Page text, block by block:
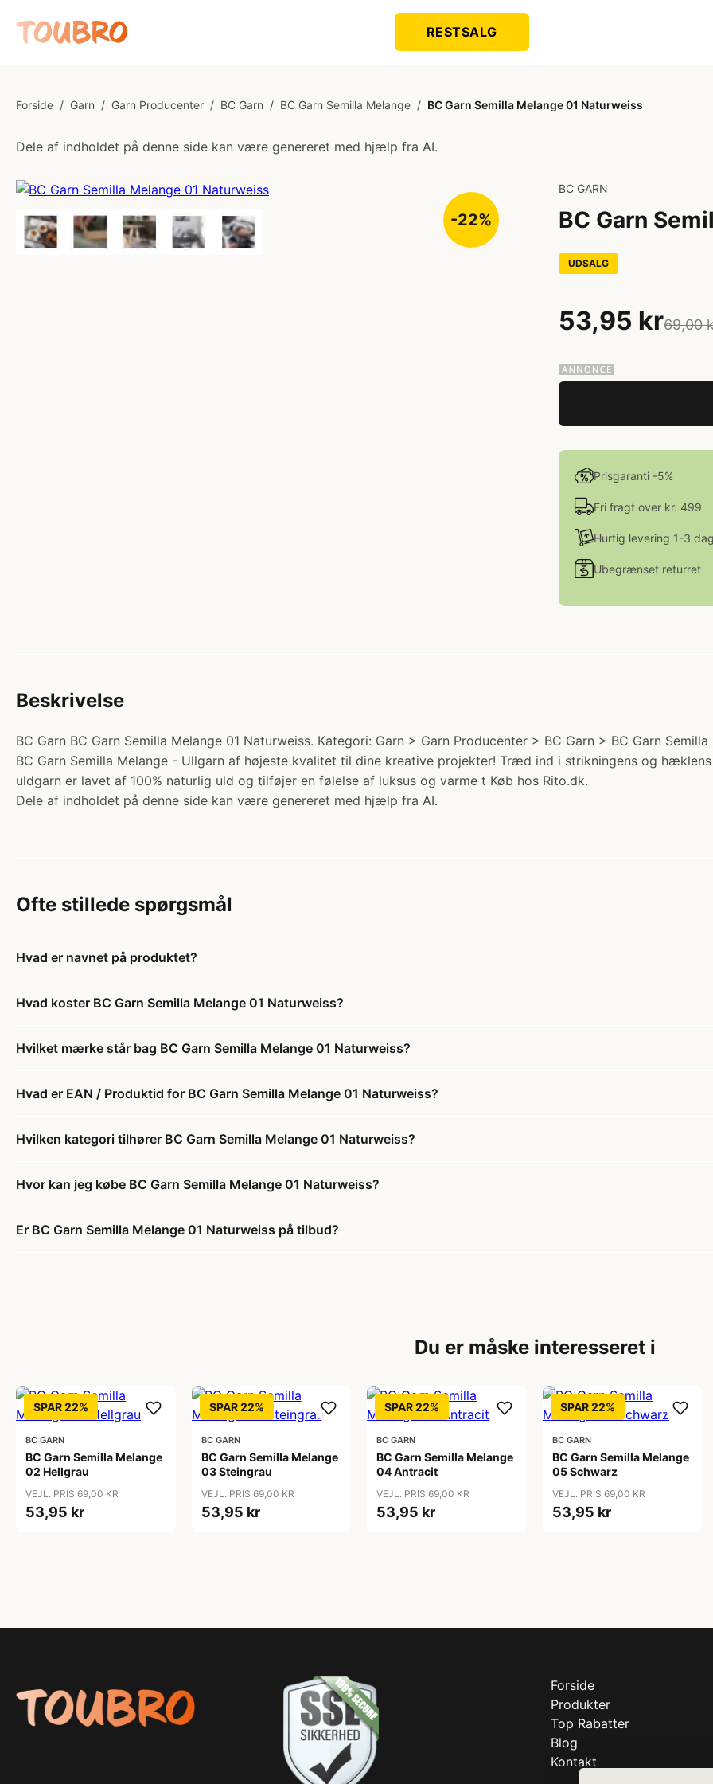
RESTSALG
Forside / Garn / Garn Producenter / BC Garn / BC Garn Semilla Melange / BC Garn Semilla Melange 01 Naturweiss
Dele af indholdet på denne side kan være genereret med hjælp fra AI.
-22%
BC GARN
BC Garn
UDSALG
53,95 kr69,00
Prisgaranti -5%
Fri fragt over kr. 499
Hurtig levering 1-3
Ubegrænset returret
Beskrivelse
BC Garn BC Garn Semilla Melange 01 Naturweiss. Kategori: Garn > Garn Producenter > BC Garn > BC Garn
BC Garn Semilla Melange - Ullgarn af højeste kvalitet til dine kreative projekter! Træd ind i strikningens og
uldgarn er lavet af 100% naturlig uld og tilføjer en følelse af luksus og varme t Køb hos Rito.dk.
Dele af indholdet på denne side kan være genereret med hjælp fra AI.
Ofte stillede spørgsmål
Hvad er navnet på produktet?
Hvad koster BC Garn Semilla Melange 01 Naturweiss?
Hvilket mærke står bag BC Garn Semilla Melange 01 Naturweiss?
Hvad er EAN / Produktid for BC Garn Semilla Melange 01 Naturweiss?
Hvilken kategori tilhører BC Garn Semilla Melange 01 Naturweiss?
Hvor kan jeg købe BC Garn Semilla Melange 01 Naturweiss?
Er BC Garn Semilla Melange 01 Naturweiss på tilbud?
Du er måske interesseret i
SPAR 22%
BC GARN
BC Garn Semilla Melange
02 Hellgrau
VEJL. PRIS 69,00 KR
53,95 kr
SPAR 22%
BC GARN
BC Garn Semilla Melange
03 Steingrau
VEJL. PRIS 69,00 KR
53,95 kr
SPAR 22%
BC GARN
BC Garn Semilla Melange
04 Antracit
VEJL. PRIS 69,00 KR
53,95 kr
SPAR 22%
BC GARN
BC Garn Semilla Melange
05 Schwarz
VEJL. PRIS 69,00 KR
53,95 kr
Forside
Produkter
Top Rabatter
Blog
Kontakt